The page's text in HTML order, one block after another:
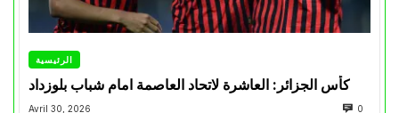
الرئيسية
كأس الجزائر: العاشرة لاتحاد العاصمة امام شباب بلوزداد
Avril 30, 2026 0